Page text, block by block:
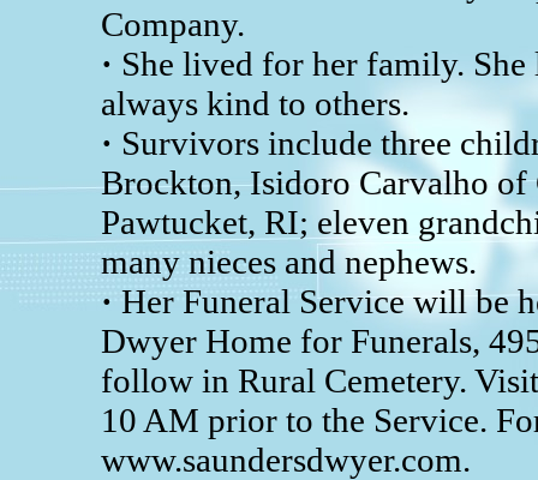
Company.
· She lived for her family.
always kind to others.
· Survivors include three
Brockton, Isidoro Carvalho of
Pawtucket, RI; eleven
many nieces and nephews.
· Her Funeral Service will be
Dwyer Home for Funerals,
follow in Rural Cemetery.
10 AM prior to the Service.
www.saundersdwyer.com.